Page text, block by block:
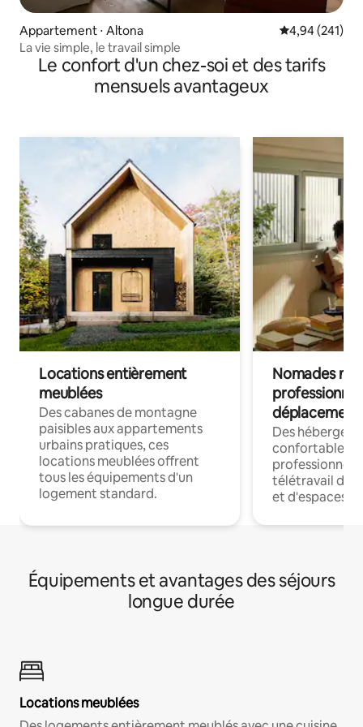
Appartement ⋅ Altona Évaluation
4,94 (241)
La vie simple, le travail simple
Le confort d'un chez-soi et des tarifs
mensuels avantageux
Locations entièrement
meublées
Des cabanes de montagne
paisibles aux appartements
urbains pratiques, ces
locations meublées offrent
tous les équipements d'un
logement standard.
Nomades
déplacement
Des
confortables
professionnels
télétravail
et d'espaces
Équipements et avantages des séjours
longue durée
Locations meublées